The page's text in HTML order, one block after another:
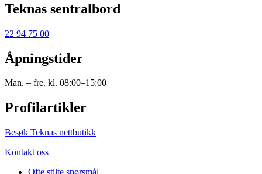
Teknas sentralbord
22 94 75 00
Åpningstider
Man. – fre. kl. 08:00–15:00
Profilartikler
Besøk Teknas nettbutikk
Kontakt oss